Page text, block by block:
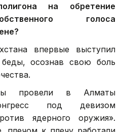
на обретение
голоса
впервые выступил
беды, осознав свою боль
провели в Алматы
под девизом
ядерного оружия».